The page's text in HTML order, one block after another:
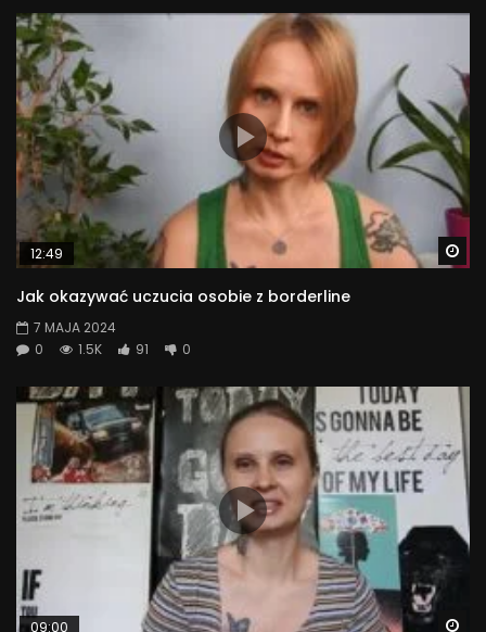
12:49
Jak okazywać uczucia osobie z borderline
7 MAJA 2024
0
1.5K 91 0
09:00